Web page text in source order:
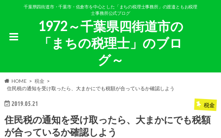
千葉県四街道市・千葉市・佐倉市を中心とした「まちの税理士事務所」の渡邉ともお税理
士事務所公式ブログ
1972～千葉県四街道市の
「まちの税理士」のブロ
グ～
HOME
税金
住民税の通知を受け取ったら、大まかにでも税額が合っているか確認しよう
2019.05.21 税金
住民税の通知を受け取ったら、大まかにでも税額
が合っているか確認しよう